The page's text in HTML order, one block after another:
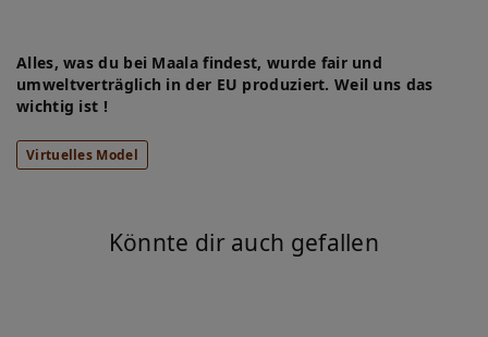
Alles, was du bei Maala findest, wurde fair und
umweltverträglich in der EU produziert. Weil uns das
wichtig ist !
Virtuelles Model
Könnte dir auch gefallen